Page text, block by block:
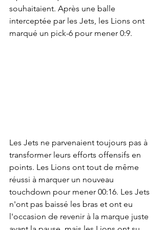
souhaitaient. Après une balle
interceptée par les Jets, les Lions ont
marqué un pick-6 pour mener 0:9.
Les Jets ne parvenaient toujours pas à
transformer leurs efforts offensifs en
points. Les Lions ont tout de même
réussi à marquer un nouveau
touchdown pour mener 00:16. Les Jets
n'ont pas baissé les bras et ont eu
l'occasion de revenir à la marque juste